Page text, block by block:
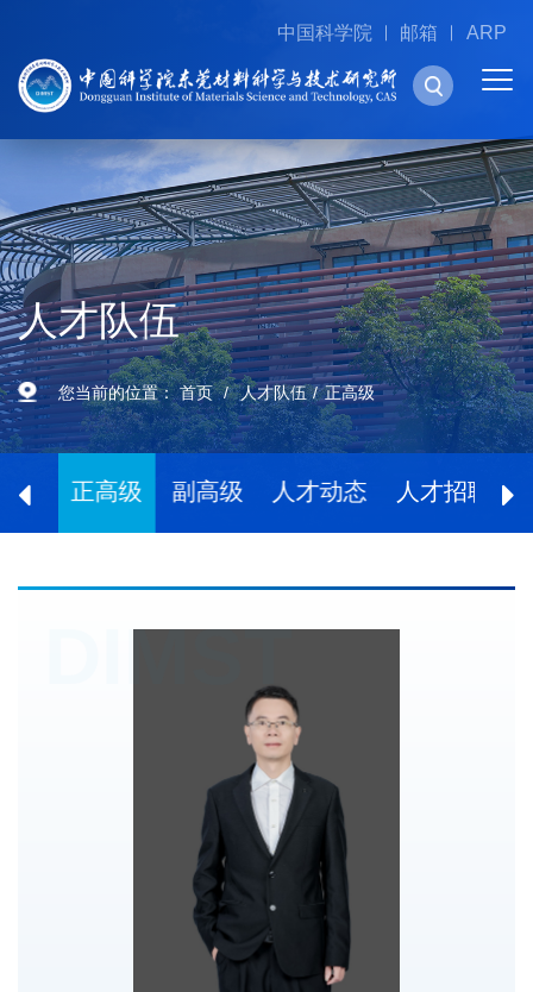
中国科学院 邮箱 ARP
人才队伍
您当前的位置：首页 人才队伍 正高级
士 正高级 副高级 人才动态 人才招聘